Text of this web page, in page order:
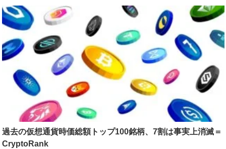
過去の仮想通貨時価総額トップ100銘柄、7割は事実上消滅＝
CryptoRank